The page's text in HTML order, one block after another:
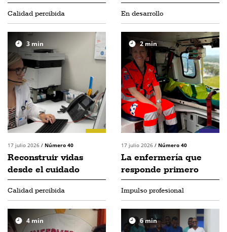
Calidad percibida
3 min
17 julio 2026 / Número 40
Reconstruir vidas
desde el cuidado
En desarrollo
2min
17 julio 2026 / Número 40
La enfermería que
responde primero
Calidad percibida
4min
Impulso profesional
6min